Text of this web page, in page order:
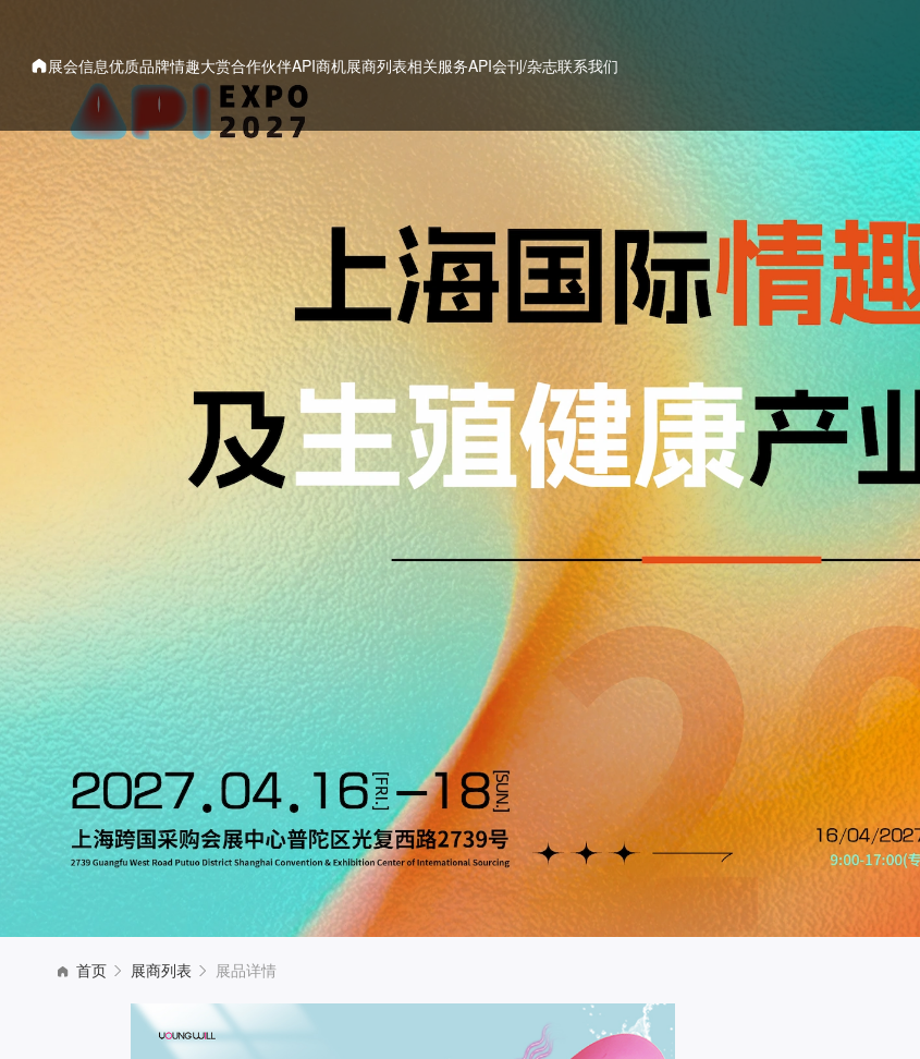
展会信息优质品牌情趣大赏合作伙伴API商机展商列表相关服务API会刊/杂志联系我们
首页 展商列表 展品详情